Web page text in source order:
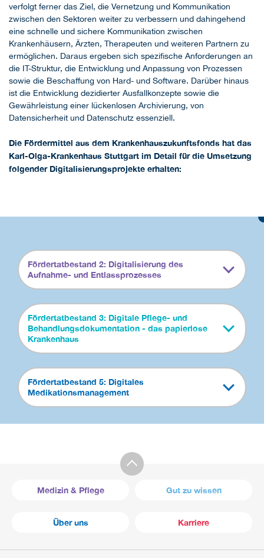
verfolgt ferner das Ziel, die Vernetzung und Kommunikation
zwischen den Sektoren weiter zu verbessern und dahingehend
eine schnelle und sichere Kommunikation zwischen
Krankenhäusern, Ärzten, Therapeuten und weiteren Partnern zu
ermöglichen. Daraus ergeben sich spezifische Anforderungen an
die IT-Struktur, die Entwicklung und Anpassung von Prozessen
sowie die Beschaffung von Hard- und Software. Darüber hinaus
ist die Entwicklung dezidierter Ausfallkonzepte sowie die
Gewährleistung einer lückenlosen Archivierung, von
Datensicherheit und Datenschutz essenziell.
Die Fördermittel aus dem Krankenhauszukunftsfonds hat das
Karl-Olga-Krankenhaus Stuttgart im Detail für die Umsetzung
folgender Digitalisierungsprojekte erhalten:
Fördertatbestand 2: Digitalisierung des
Aufnahme- und Entlassprozesses
Fördertatbestand 3: Digitale Pflege- und
Behandlungsdokumentation - das papierlose
Krankenhaus
Fördertatbestand 5: Digitales
Medikationsmanagement
Medizin & Pflege Gut zu wissen
Über uns Karriere